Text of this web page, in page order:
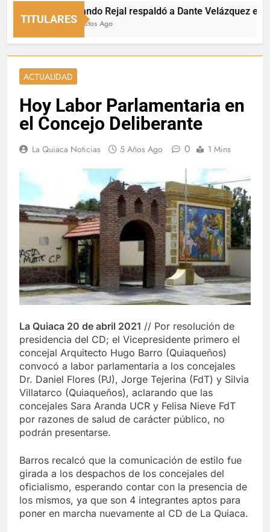
TITULARES
Fernando Rejal respaldó a Dante Velázquez en el
58 Minutos Ago
ACTUALIDAD
Hoy Labor Parlamentaria en
el Concejo Deliberante
La Quiaca Noticias 5 Años Ago 0 1 Mins
La Quiaca 20 de abril 2021 // Por resolución de
presidencia del CD; el Vicepresidente primero el
concejal Arquitecto Hugo Barro (Quiaqueños)
convocó a labor parlamentaria a los concejales
Dr. Daniel Flores (PJ), Jorge Tejerina (FdT) y Silvia
Villatarco (Quiaqueños), aclarando que las
concejales Sara Aranda UCR y Felisa Nieve FdT
por razones de salud de carácter público, no
podrán presentarse.
Barros recalcó que la comunicación de estilo fue
girada a los despachos de los concejales del
oficialismo, esperando contar con la presencia de
los mismos, ya que son 4 integrantes aptos para
poner en marcha nuevamente al CD de La Quiaca.